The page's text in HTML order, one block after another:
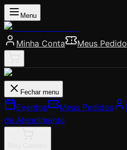
Menu
Minha Conta Meus
Fechar menu
Eventos Meus Pedidos
de Atendimento